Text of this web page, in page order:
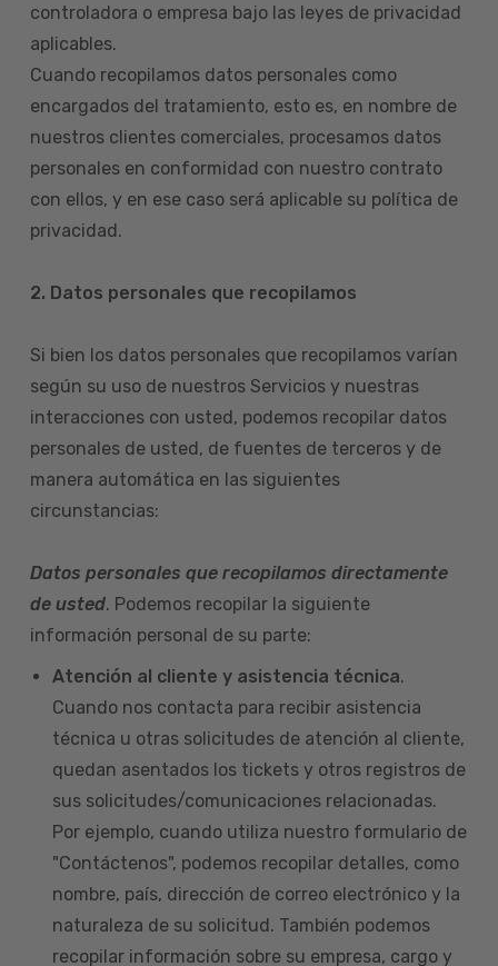
controladora o empresa bajo las leyes de privacidad
aplicables.
Cuando recopilamos datos personales como
encargados del tratamiento, esto es, en nombre de
nuestros clientes comerciales, procesamos datos
personales en conformidad con nuestro contrato
con ellos, y en ese caso será aplicable su política de
privacidad.
2. Datos personales que recopilamos
Si bien los datos personales que recopilamos varían
según su uso de nuestros Servicios y nuestras
interacciones con usted, podemos recopilar datos
personales de usted, de fuentes de terceros y de
manera automática en las siguientes
circunstancias:
Datos personales que recopilamos directamente
de usted. Podemos recopilar la siguiente
información personal de su parte:
Atención al cliente y asistencia técnica.
Cuando nos contacta para recibir asistencia
técnica u otras solicitudes de atención al cliente,
quedan asentados los tickets y otros registros de
sus solicitudes/comunicaciones relacionadas.
Por ejemplo, cuando utiliza nuestro formulario de
"Contáctenos", podemos recopilar detalles, como
nombre, país, dirección de correo electrónico y la
naturaleza de su solicitud. También podemos
recopilar información sobre su empresa, cargo y